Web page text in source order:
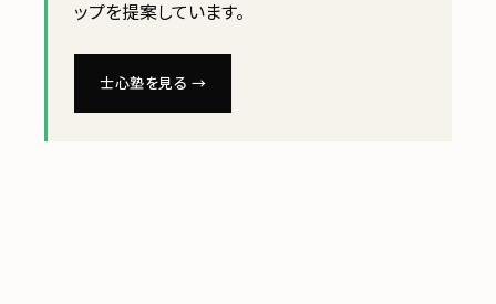
ップを提案しています。
士心塾を見る →